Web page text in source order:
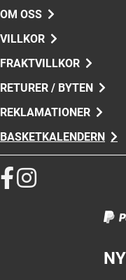
OM OSS
VILLKOR
FRAKTVILLKOR
RETURER / BYTEN
REKLAMATIONER
BASKETKALENDERN